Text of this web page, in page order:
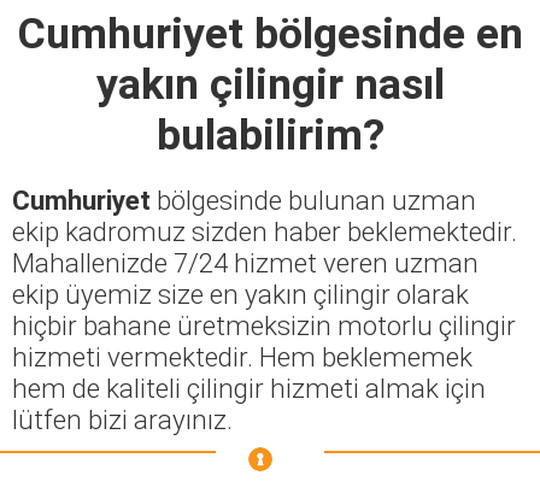
Cumhuriyet bölgesinde en
yakın çilingir nasıl
bulabilirim?
Cumhuriyet bölgesinde bulunan uzman
ekip kadromuz sizden haber beklemektedir.
Mahallenizde 7/24 hizmet veren uzman
ekip üyemiz size en yakın çilingir olarak
hiçbir bahane üretmeksizin motorlu çilingir
hizmeti vermektedir. Hem beklememek
hem de kaliteli çilingir hizmeti almak için
lütfen bizi arayınız.